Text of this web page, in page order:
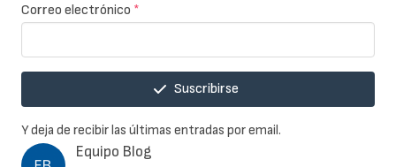
Equipo Blog
Correo electrónico *
Suscribirse
Y deja de recibir las últimas entradas por email.